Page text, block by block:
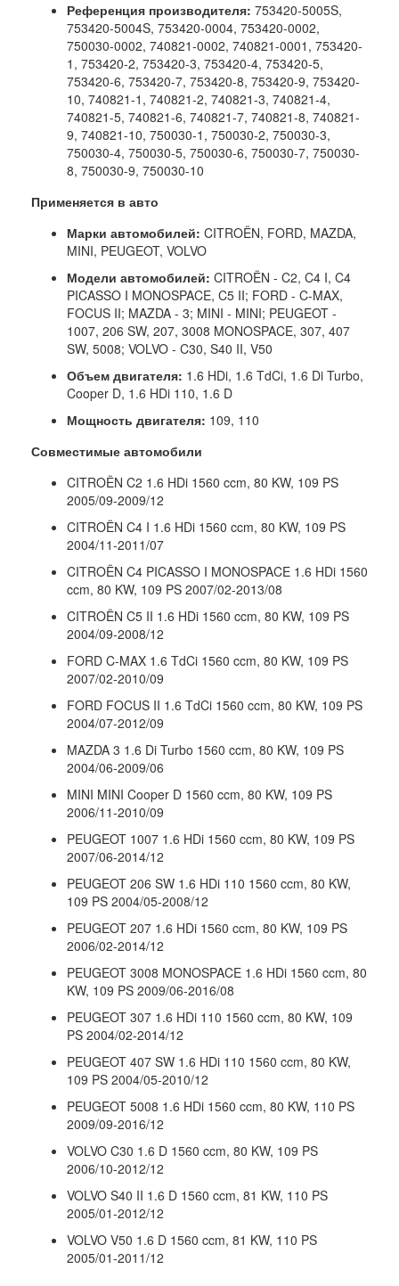
Референция производителя: 753420-5005S,
753420-5004S, 753420-0004, 753420-0002,
750030-0002, 740821-0002, 740821-0001, 753420-
1, 753420-2, 753420-3, 753420-4, 753420-5,
753420-6, 753420-7, 753420-8, 753420-9, 753420-
10, 740821-1, 740821-2, 740821-3, 740821-4,
740821-5, 740821-6, 740821-7, 740821-8, 740821-
9, 740821-10, 750030-1, 750030-2, 750030-3,
750030-4, 750030-5, 750030-6, 750030-7, 750030-
8, 750030-9, 750030-10
Применяется в авто
Марки автомобилей: CITROËN, FORD, MAZDA,
MINI, PEUGEOT, VOLVO
Модели автомобилей: CITROËN - C2, C4 I, C4
PICASSO I MONOSPACE, C5 II; FORD - C-MAX,
FOCUS II; MAZDA - 3; MINI - MINI; PEUGEOT -
1007, 206 SW, 207, 3008 MONOSPACE, 307, 407
SW, 5008; VOLVO - C30, S40 II, V50
Объем двигателя: 1.6 HDi, 1.6 TdCi, 1.6 Di Turbo,
Cooper D, 1.6 HDi 110, 1.6 D
Мощность двигателя: 109, 110
Совместимые автомобили
CITROËN C2 1.6 HDi 1560 ccm, 80 KW, 109 PS
2005/09-2009/12
CITROËN C4 I 1.6 HDi 1560 ccm, 80 KW, 109 PS
2004/11-2011/07
CITROËN C4 PICASSO I MONOSPACE 1.6 HDi 1560
ccm, 80 KW, 109 PS 2007/02-2013/08
CITROËN C5 II 1.6 HDi 1560 ccm, 80 KW, 109 PS
2004/09-2008/12
FORD C-MAX 1.6 TdCi 1560 ccm, 80 KW, 109 PS
2007/02-2010/09
FORD FOCUS II 1.6 TdCi 1560 ccm, 80 KW, 109 PS
2004/07-2012/09
MAZDA 3 1.6 Di Turbo 1560 ccm, 80 KW, 109 PS
2004/06-2009/06
MINI MINI Cooper D 1560 ccm, 80 KW, 109 PS
2006/11-2010/09
PEUGEOT 1007 1.6 HDi 1560 ccm, 80 KW, 109 PS
2007/06-2014/12
PEUGEOT 206 SW 1.6 HDi 110 1560 ccm, 80 KW,
109 PS 2004/05-2008/12
PEUGEOT 207 1.6 HDi 1560 ccm, 80 KW, 109 PS
2006/02-2014/12
PEUGEOT 3008 MONOSPACE 1.6 HDi 1560 ccm, 80
KW, 109 PS 2009/06-2016/08
PEUGEOT 307 1.6 HDi 110 1560 ccm, 80 KW, 109
PS 2004/02-2014/12
PEUGEOT 407 SW 1.6 HDi 110 1560 ccm, 80 KW,
109 PS 2004/05-2010/12
PEUGEOT 5008 1.6 HDi 1560 ccm, 80 KW, 110 PS
2009/09-2016/12
VOLVO C30 1.6 D 1560 ccm, 80 KW, 109 PS
2006/10-2012/12
VOLVO S40 II 1.6 D 1560 ccm, 81 KW, 110 PS
2005/01-2012/12
VOLVO V50 1.6 D 1560 ccm, 81 KW, 110 PS
2005/01-2011/12